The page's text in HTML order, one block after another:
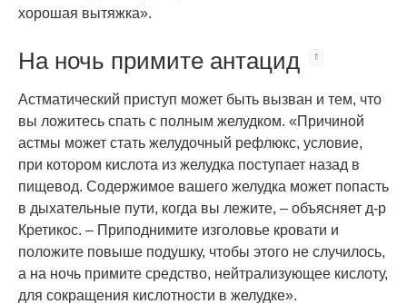
хорошая вытяжка».
На ночь примите антацид
Астматический приступ может быть вызван и тем, что
вы ложитесь спать с полным желудком. «Причиной
астмы может стать желудочный рефлюкс, условие,
при котором кислота из желудка поступает назад в
пищевод. Содержимое вашего желудка может попасть
в дыхательные пути, когда вы лежите, – объясняет д-р
Кретикос. – Приподнимите изголовье кровати и
положите повыше подушку, чтобы этого не случилось,
а на ночь примите средство, нейтрализующее кислоту,
для сокращения кислотности в желудке».